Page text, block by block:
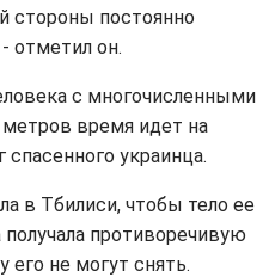
стороны постоянно
отметил он.
с многочисленными
время идет на
украинца.
в Тбилиси, чтобы тело ее
противоречивую
не могут снять.